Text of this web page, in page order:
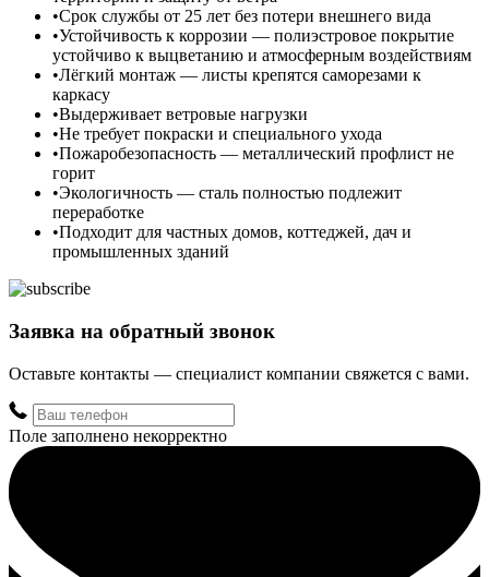
Срок службы от 25 лет без потери внешнего вида
Устойчивость к коррозии — полиэстровое покрытие
устойчиво к выцветанию и атмосферным воздействиям
Лёгкий монтаж — листы крепятся саморезами к
каркасу
Выдерживает ветровые нагрузки
Не требует покраски и специального ухода
Пожаробезопасность — металлический профлист не
горит
Экологичность — сталь полностью подлежит
переработке
Подходит для частных домов, коттеджей, дач и
промышленных зданий
Заявка на обратный звонок
Оставьте контакты — специалист компании свяжется с вами.
Поле заполнено некорректно